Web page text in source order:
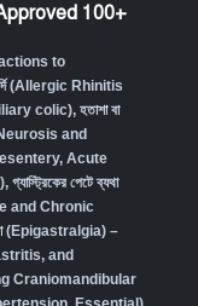
100+
to
(Allergic Rhinitis
(Biliary colic), হতাশা বা
and
Acute
, গ্যাস্ট্রিকের পেটে ব্যথা
and Chronic
(Epigastralgia) –
and
Craniomandibular